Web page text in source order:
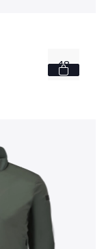
48